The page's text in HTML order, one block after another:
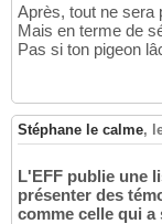
Après, tout ne sera
Mais en terme de
Pas si ton pigeon
Stéphane le calme,
L'EFF publie une
présenter des
comme celle qui